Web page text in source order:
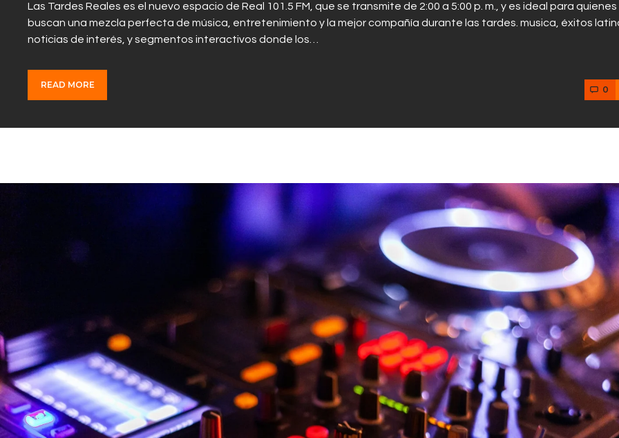
Las Tardes Reales es el nuevo espacio de Real 101.5 FM, que se transmite de 2:00 a 5:00 p. m., y es ideal para quienes
buscan una mezcla perfecta de música, entretenimiento y la mejor compañía durante las tardes. musica, éxitos
noticias de interés, y segmentos interactivos donde los…
READ MORE 0